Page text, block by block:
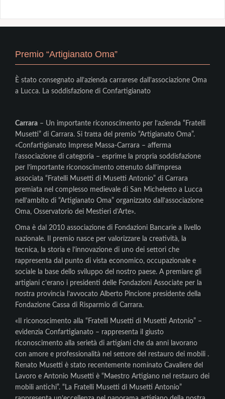
Premio “Artigianato Oma”
È stato consegnato all’azienda carrarese dall’associazione Oma
a Lucca. La soddisfazione di Confartigianato
Carrara – Un importante riconoscimento per l’azienda “Fratelli
Musetti” di Carrara. Si tratta del premio “Artigianato Oma”.
«Confartigianato Imprese Massa-Carrara – afferma
l’associazione di categoria – esprime la propria soddisfazione
per l’importante riconoscimento ottenuto dall’impresa
associata “Fratelli Musetti di Musetti Antonio” di Carrara
premiata nel complesso medievale di San Micheletto a Lucca
nell’ambito di “Artigianato Oma” organizzato dall’associazione
Oma, Osservatorio dei Mestieri d’Arte».
Oma è dal 2010 associazione di Fondazioni Bancarie a livello
nazionale. Il premio nasce per valorizzare la creatività, la
tecnica, la storia e l’innovazione di uno dei settori che
rappresenta dal punto di vista economico, occupazionale e
sociale la base dello sviluppo del nostro paese. A premiare gli
artigiani c’erano i presidenti delle Fondazioni Associate per la
nostra provincia l’avvocato Alberto Pincione presidente della
Fondazione Cassa di Risparmio di Carrara.
«Il riconoscimento alla “Fratelli Musetti di Musetti Antonio” –
evidenzia Confartigianato – rappresenta il giusto
riconoscimento alla serietà di artigiani che da anni lavorano
con amore e professionalità nel settore del restauro dei mobili .
Renato Musetti è stato recentemente nominato Cavaliere del
Lavoro e Antonio Musetti è “Maestro Artigiano nel restauro dei
mobili antichi”. “La Fratelli Musetti di Musetti Antonio”